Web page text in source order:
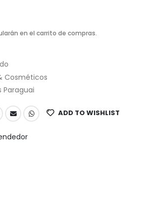
en el carrito de compras.
Cosméticos
Paraguai
ADD TO WISHLIST